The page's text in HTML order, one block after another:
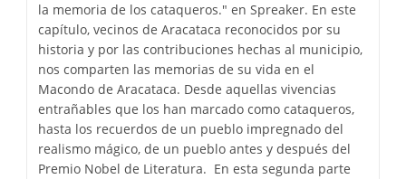
la memoria de los cataqueros." en Spreaker. En este
capítulo, vecinos de Aracataca reconocidos por su
historia y por las contribuciones hechas al municipio,
nos comparten las memorias de su vida en el
Macondo de Aracataca. Desde aquellas vivencias
entrañables que los han marcado como cataqueros,
hasta los recuerdos de un pueblo impregnado del
realismo mágico, de un pueblo antes y después del
Premio Nobel de Literatura. En esta segunda parte